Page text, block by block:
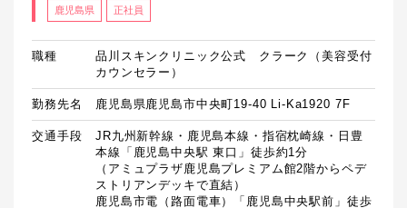
鹿児島県 正社員
職種
品川スキンクリニック公式 クラーク（美容受付
カウンセラー）
勤務先名 鹿児島県鹿児島市中央町19-40 Li-Ka1920 7F
交通手段
JR九州新幹線・鹿児島本線・指宿枕崎線・日豊
本線「鹿児島中央駅 東口」徒歩約1分
（アミュプラザ鹿児島プレミアム館2階からペデ
ストリアンデッキで直結）
鹿児島市電（路面電車）「鹿児島中央駅前」徒歩